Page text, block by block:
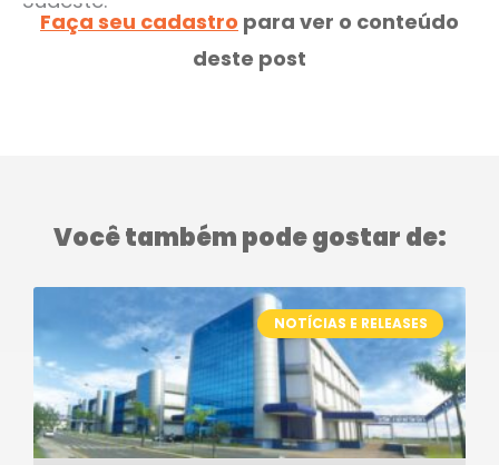
Faça seu cadastro para ver o conteúdo
deste post
Você também pode gostar de:
NOTÍCIAS E RELEASES